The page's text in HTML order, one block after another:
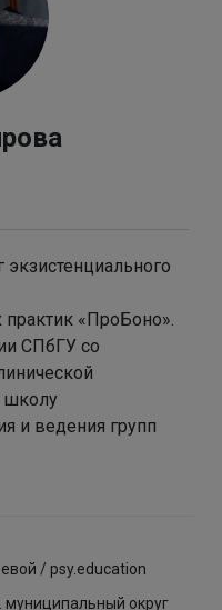
«ПроБоно».
СПбГУ со
школу
и ведения групп
/ psy.education
муниципальный округ